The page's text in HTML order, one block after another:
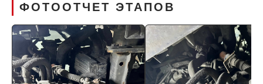
ФОТООТЧЕТ ЭТАПОВ